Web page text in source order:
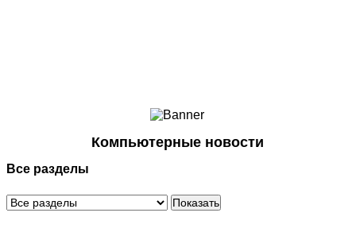
Смартфоны
Периферия
Программное обеспечение
Компьютерные новости
Все разделы